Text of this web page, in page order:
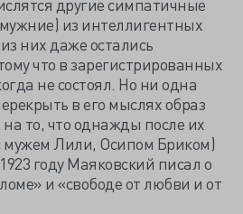
из интеллигентных
них даже остались
что в зарегистрированных
не состоял. Но ни одна
в его мыслях образ
то, что однажды после их
мужем Лили, Осипом Бриком)
году Маяковский писал о
и «свободе от любви и от